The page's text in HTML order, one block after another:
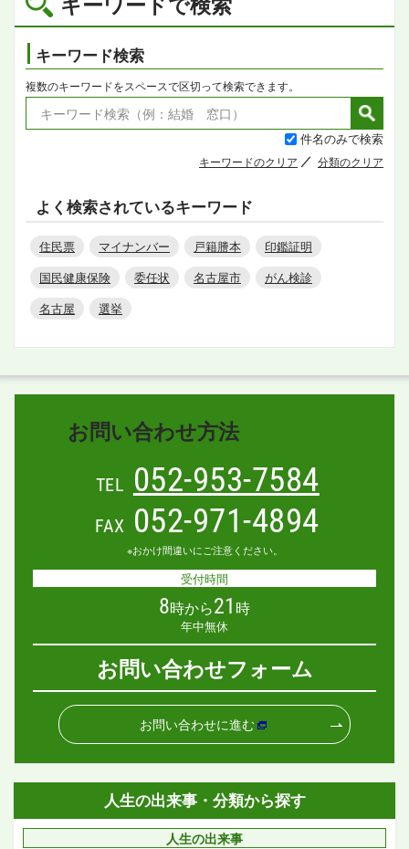
キーワード検索
複数のキーワードをスペースで区切って検索できます。
件名のみで検索
キーワードのクリア 分類のクリア
よく検索されているキーワード
住民票 マイナンバー 戸籍謄本
印鑑証明
国民健康保険
委任状 名古屋市
がん検診
名古屋
選挙
お問い合わせ方法
TEL 052-953-7584
FAX 052-971-4894
※おかけ間違いにご注意ください。
受付時間
8時から21 時
年中無休
お問い合わせフォーム
お問い合わせに進む
人生の出来事・分類から探す
人生の出来事